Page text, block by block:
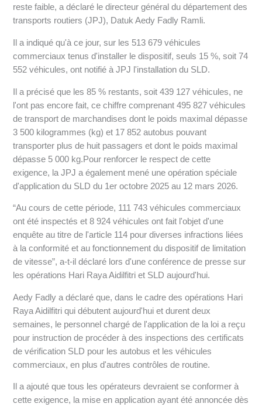
reste faible, a déclaré le directeur général du département des
transports routiers (JPJ), Datuk Aedy Fadly Ramli.
Il a indiqué qu'à ce jour, sur les 513 679 véhicules
commerciaux tenus d'installer le dispositif, seuls 15 %, soit 74
552 véhicules, ont notifié à JPJ l'installation du SLD.
Il a précisé que les 85 % restants, soit 439 127 véhicules, ne
l'ont pas encore fait, ce chiffre comprenant 495 827 véhicules
de transport de marchandises dont le poids maximal dépasse
3 500 kilogrammes (kg) et 17 852 autobus pouvant
transporter plus de huit passagers et dont le poids maximal
dépasse 5 000 kg.Pour renforcer le respect de cette
exigence, la JPJ a également mené une opération spéciale
d'application du SLD du 1er octobre 2025 au 12 mars 2026.
“Au cours de cette période, 111 743 véhicules commerciaux
ont été inspectés et 8 924 véhicules ont fait l'objet d'une
enquête au titre de l'article 114 pour diverses infractions liées
à la conformité et au fonctionnement du dispositif de limitation
de vitesse”, a-t-il déclaré lors d'une conférence de presse sur
les opérations Hari Raya Aidilfitri et SLD aujourd'hui.
Aedy Fadly a déclaré que, dans le cadre des opérations Hari
Raya Aidilfitri qui débutent aujourd'hui et durent deux
semaines, le personnel chargé de l'application de la loi a reçu
pour instruction de procéder à des inspections des certificats
de vérification SLD pour les autobus et les véhicules
commerciaux, en plus d'autres contrôles de routine.
Il a ajouté que tous les opérateurs devraient se conformer à
cette exigence, la mise en application ayant été annoncée dès